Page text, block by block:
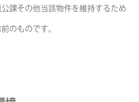
課その他当該物件を維持するため
のものです。